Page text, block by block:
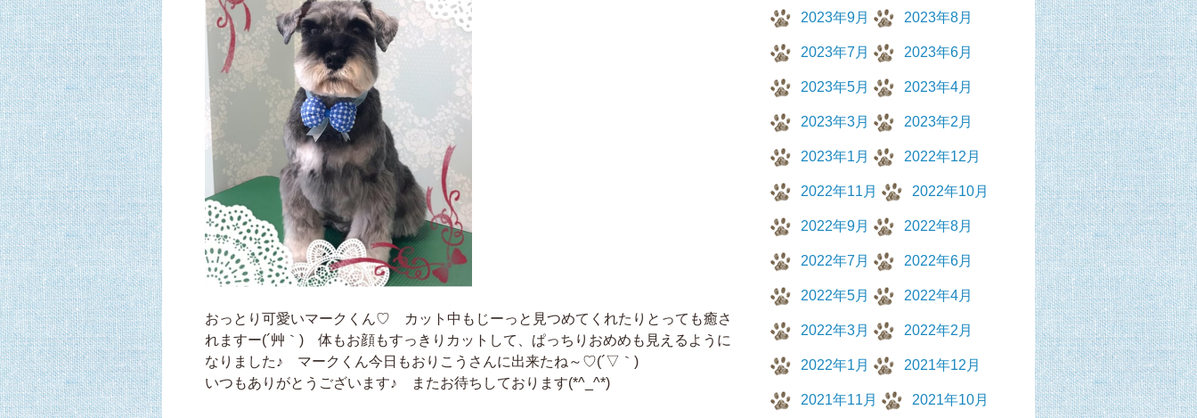
おっとり可愛いマークくん♡ カット中もじーっと見つめてくれたりとっても癒さ
れますー(´艸｀) 体もお顔もすっきりカットして、ぱっちりおめめも見えるように
なりました♪ マークくん今日もおりこうさんに出来たね～♡(´▽｀)
いつもありがとうございます♪ またお待ちしております(*^_^*)
2023年9月 2023年8月
2023年7月 2023年6月
2023年5月 2023年4月
2023年3月 2023年2月
2023年1月 2022年12月
2022年11月 2022年10月
2022年9月 2022年8月
2022年7月 2022年6月
2022年5月 2022年4月
2022年3月 2022年2月
2022年1月 2021年12月
2021年11月 2021年10月